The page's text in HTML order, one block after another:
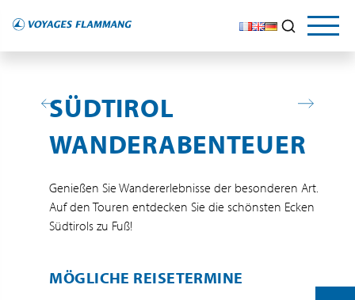
SÜDTIROL
WANDERABENTEUER
Genießen Sie Wandererlebnisse der besonderen Art.
Auf den Touren entdecken Sie die schönsten Ecken
Südtirols zu Fuß!
MÖGLICHE REISETERMINE